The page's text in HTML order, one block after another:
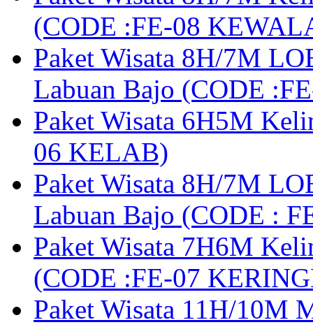
(CODE :FE-08
Paket Wisata 8H/7M
Labuan Bajo (CODE
Paket Wisata 6H5M
06 KELAB)
Paket Wisata 8H/7M
Labuan Bajo (CODE :
Paket Wisata 7H6M
(CODE :FE-07
Paket Wisata 11H/10M